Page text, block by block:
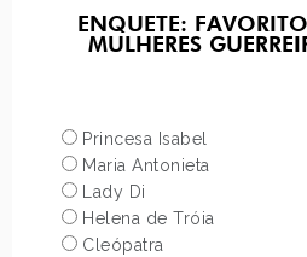
ENQUETE:
MULHERES
Princesa Isabel
Maria Antonieta
Lady Di
Helena de Tróia
Cleópatra